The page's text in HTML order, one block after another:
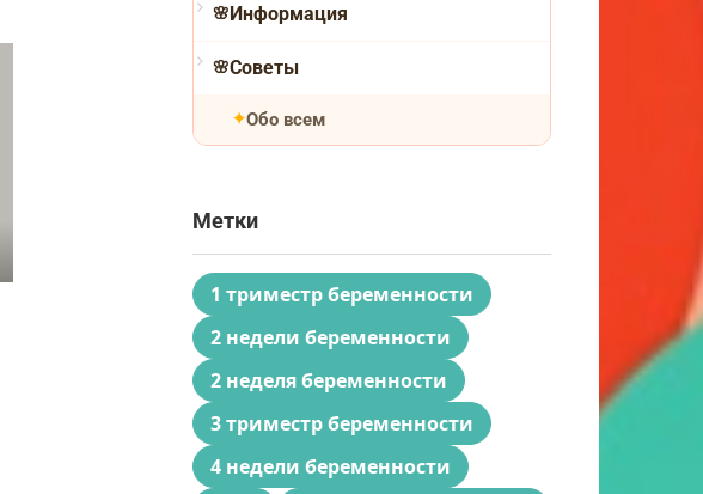
Информация
Советы
Обо всем
Метки
1 триместр беременности
2 недели беременности
2 неделя беременности
3 триместр беременности
4 недели беременности